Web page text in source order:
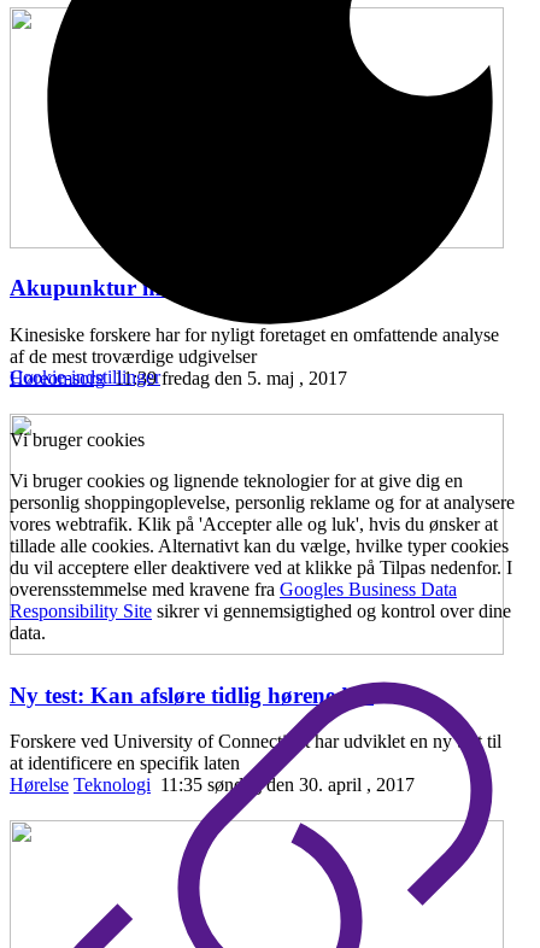
Akupunktur mod hørenedsættelse
Kinesiske forskere har for nyligt foretaget en omfattende analyse
af de mest troværdige udgivelser
Høreomsorg 11:39 fredag den 5. maj , 2017
Ny test: Kan afsløre tidlig hørenedsæ
Forskere ved University of Connecticut har udviklet en ny test til
at identificere en specifik laten
Hørelse Teknologi 11:35 søndag den 30. april , 2017
Cookie-indstillinger
Vi bruger cookies
Vi bruger cookies og lignende teknologier for at give dig en
personlig shoppingoplevelse, personlig reklame og for at analysere
vores webtrafik. Klik på 'Accepter alle og luk', hvis du ønsker at
tillade alle cookies. Alternativt kan du vælge, hvilke typer cookies
du vil acceptere eller deaktivere ved at klikke på Tilpas nedenfor. I
overensstemmelse med kravene fra Googles Business Data
Responsibility Site sikrer vi gennemsigtighed og kontrol over dine
data.